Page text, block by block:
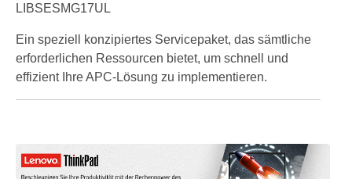
LIBSESMG17UL
Ein speziell konzipiertes Servicepaket, das sämtliche
erforderlichen Ressourcen bietet, um schnell und
effizient Ihre APC-Lösung zu implementieren.